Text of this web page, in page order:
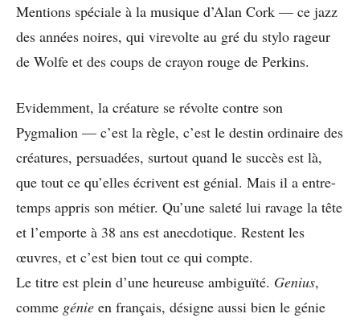
Mentions spéciale à la musique d’Alan Cork — ce jazz
des années noires, qui virevolte au gré du stylo rageur
de Wolfe et des coups de crayon rouge de Perkins.
Evidemment, la créature se révolte contre son
Pygmalion — c’est la règle, c’est le destin ordinaire des
créatures, persuadées, surtout quand le succès est là,
que tout ce qu’elles écrivent est génial. Mais il a entre-
temps appris son métier. Qu’une saleté lui ravage la tête
et l’emporte à 38 ans est anecdotique. Restent les
œuvres, et c’est bien tout ce qui compte.
Le titre est plein d’une heureuse ambiguïté. Genius,
comme génie en français, désigne aussi bien le génie